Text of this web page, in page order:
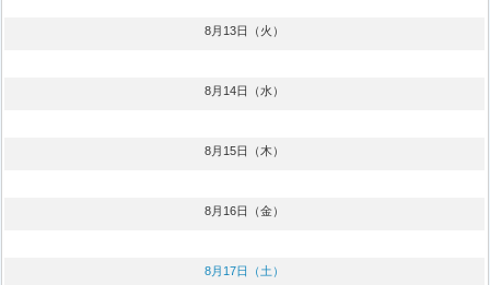
8月13日（火）
8月14日（水）
8月15日（木）
8月16日（金）
8月17日（土）